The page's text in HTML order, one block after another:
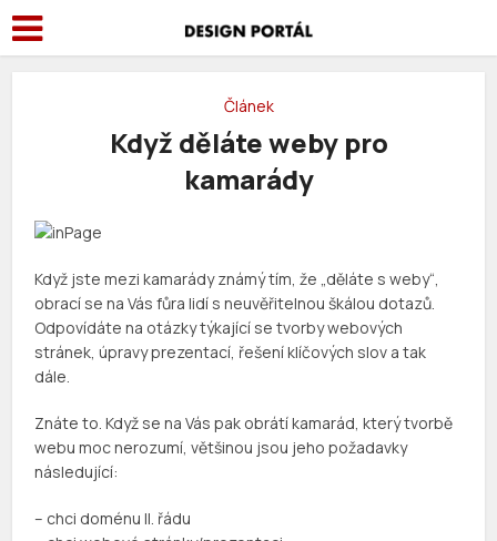
Článek
Když děláte weby pro
kamarády
Když jste mezi kamarády známý tím, že „děláte s weby“,
obrací se na Vás fůra lidí s neuvěřitelnou škálou dotazů.
Odpovídáte na otázky týkající se tvorby webových
stránek, úpravy prezentací, řešení klíčových slov a tak
dále.
Znáte to. Když se na Vás pak obrátí kamarád, který tvorbě
webu moc nerozumí, většinou jsou jeho požadavky
následující:
– chci doménu II. řádu